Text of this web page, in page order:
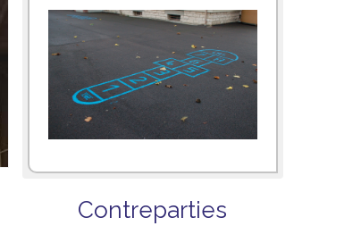
Contreparties